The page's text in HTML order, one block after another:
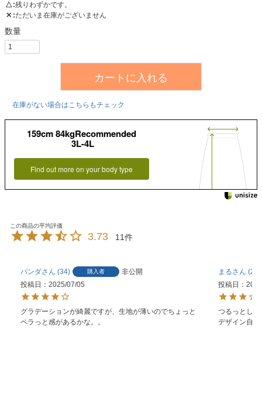
△ 残りわずかです。
✕ ただいま在庫がございません
カートに入れる
在庫がない場合はこちらもチェック
159cm 84kgRecommended
3L-4L
Find out more on your body type
3.73 11
パンダ 34 購入者
非公開
投稿日
2025/07/05
グラデーションが綺麗ですが、生地が薄いのでちょっと
ペラっと感があるかな。。
まる
20
投稿日
つるっとし
デザイン自